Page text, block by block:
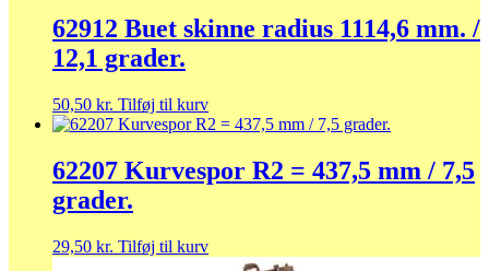
62912 Buet skinne radius 1114,6 mm. /
12,1 grader.
50,50 kr. Tilføj til kurv
62207 Kurvespor R2 = 437,5 mm / 7,5
grader.
29,50 kr. Tilføj til kurv